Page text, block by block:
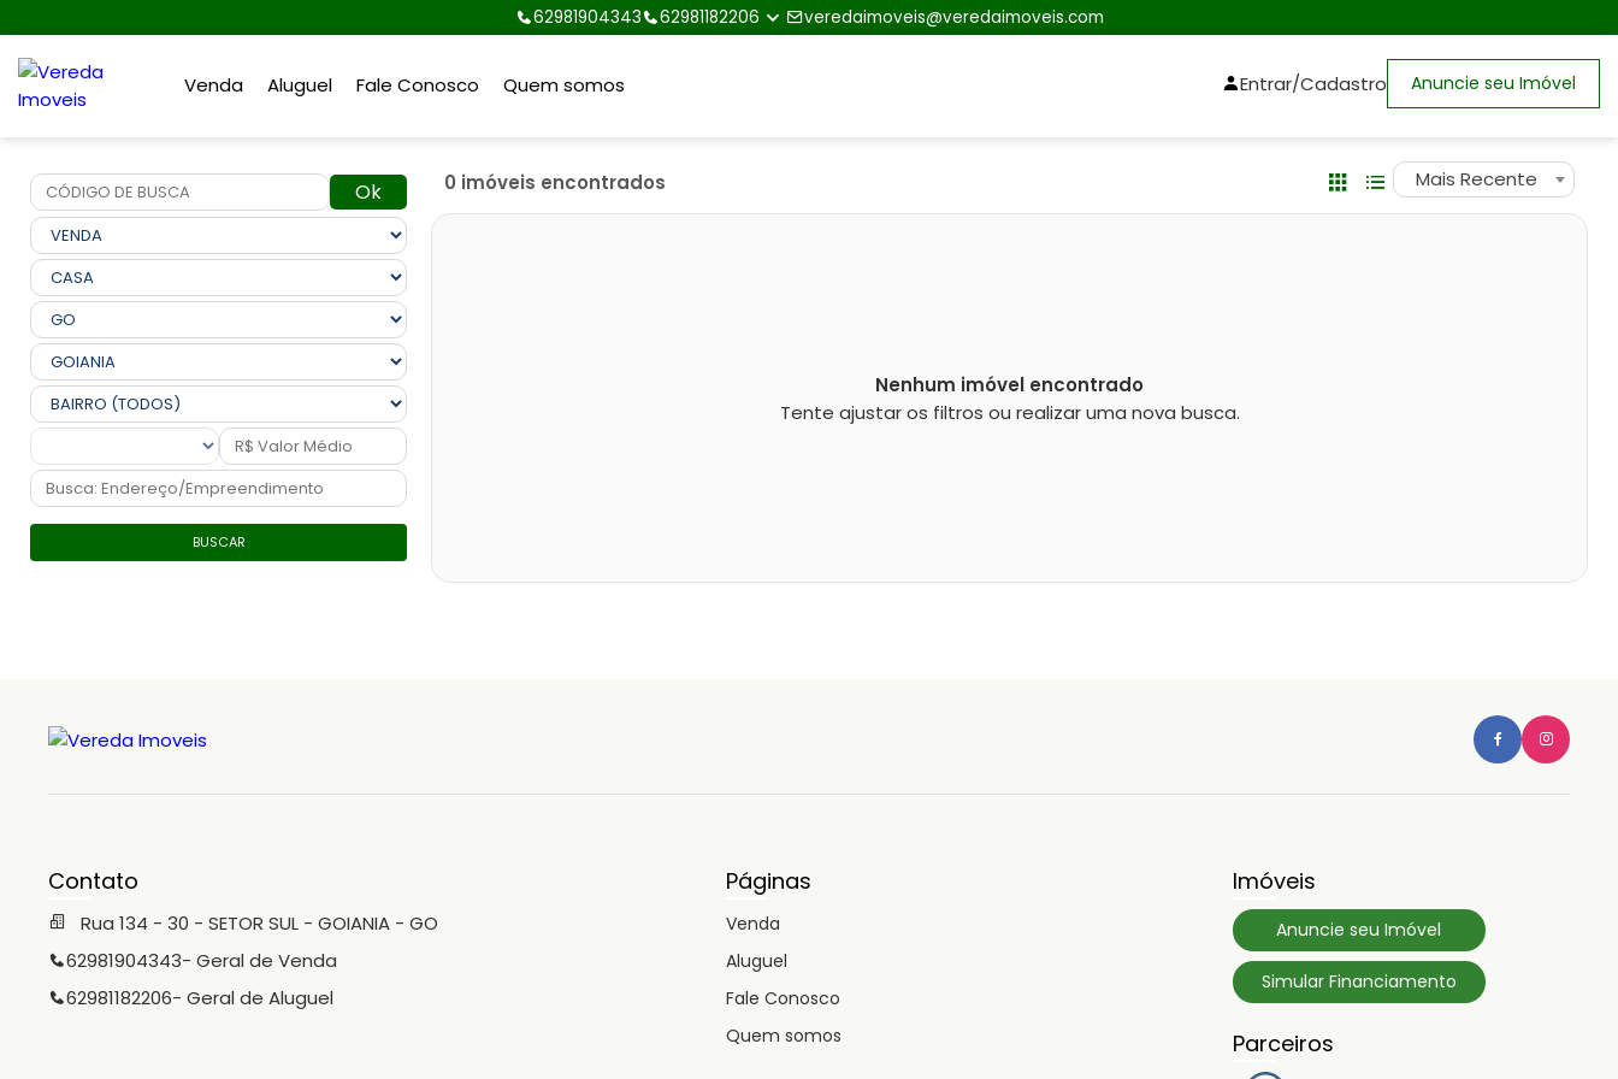
62981904343 62981182206 veredaimoveis@veredaimoveis.com
Venda Aluguel Fale Conosco Quem somos Entrar/Cadastro Anuncie seu Imóvel
Ok
BUSCAR
0 imóveis encontrados Mais Recente
Nenhum imóvel encontrado
Tente ajustar os filtros ou realizar uma nova busca.
Contato
Rua 134 - 30 - SETOR SUL - GOIANIA - GO
62981904343- Geral de Venda
62981182206- Geral de Aluguel
Páginas
Venda
Aluguel
Fale Conosco
Quem somos
Imóveis
Anuncie seu Imóvel
Simular Financiamento
Parceiros